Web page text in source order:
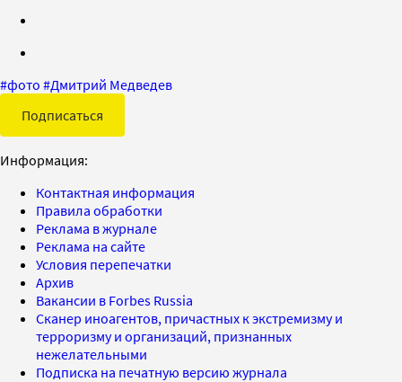
#фото #Дмитрий Медведев
Подписаться
Информация:
Контактная информация
Правила обработки
Реклама в журнале
Реклама на сайте
Условия перепечатки
Архив
Вакансии в Forbes Russia
Сканер иноагентов, причастных к экстремизму и
терроризму и организаций, признанных
нежелательными
Подписка на печатную версию журнала